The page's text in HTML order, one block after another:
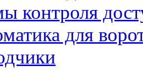
контроля
для